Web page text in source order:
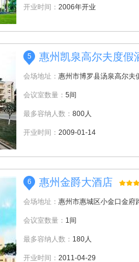
开业时间： 2006年开业
5 惠州凯泉高尔夫度假
会场地址： 惠州市博罗县汤泉高尔夫
会议室数量： 5间
最多容纳人数： 800人
开业时间： 2009-01-14
6 惠州金爵大酒店
会场地址： 惠州市惠城区小金口金府
会议室数量： 1间
最多容纳人数： 180人
开业时间： 2011-04-29